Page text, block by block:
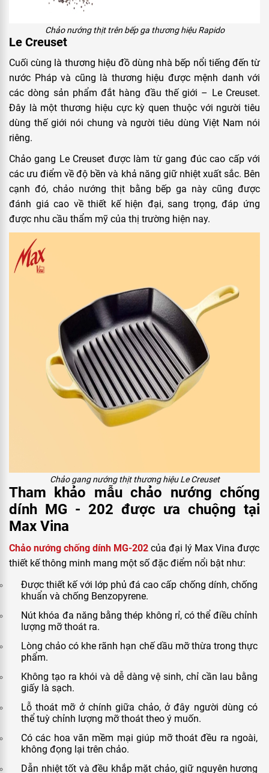
Chảo nướng thịt trên bếp ga thương hiệu Rapido
Le Creuset
Cuối cùng là thương hiệu đồ dùng nhà bếp nổi tiếng đến từ
nước Pháp và cũng là thương hiệu được mệnh danh với
các dòng sản phẩm đắt hàng đầu thế giới – Le Creuset.
Đây là một thương hiệu cực kỳ quen thuộc với người tiêu
dùng thế giới nói chung và người tiêu dùng Việt Nam nói
riêng.
Chảo gang Le Creuset được làm từ gang đúc cao cấp với
các ưu điểm về độ bền và khả năng giữ nhiệt xuất sắc. Bên
cạnh đó, chảo nướng thịt bằng bếp ga này cũng được
đánh giá cao về thiết kế hiện đại, sang trọng, đáp ứng
được nhu cầu thẩm mỹ của thị trường hiện nay.
Chảo gang nướng thịt thương hiệu Le Creuset
Tham khảo mẫu chảo nướng chống
dính MG - 202 được ưa chuộng tại
Max Vina
Chảo nướng chống dính MG-202 của đại lý Max Vina được
thiết kế thông minh mang một số đặc điểm nổi bật như:
Được thiết kế với lớp phủ đá cao cấp chống dính, chống
khuẩn và chống Benzopyrene.
Nút khóa đa năng bằng thép không rỉ, có thể điều chỉnh
lượng mỡ thoát ra.
Lòng chảo có khe rãnh hạn chế dầu mỡ thừa trong thực
phẩm.
Không tạo ra khói và dễ dàng vệ sinh, chỉ cần lau bằng
giấy là sạch.
Lỗ thoát mỡ ở chính giữa chảo, ở đây người dùng có
thể tuỳ chỉnh lượng mỡ thoát theo ý muốn.
Có các hoa văn mềm mại giúp mỡ thoát đều ra ngoài,
không đọng lại trên chảo.
Dẫn nhiệt tốt và đều khắp mặt chảo, giữ nguyên hương